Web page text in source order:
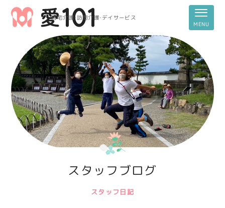
居宅介護・訪問介護・デイサービス
スタッフブログ
スタッフ日記